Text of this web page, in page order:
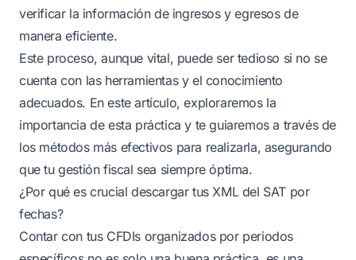
verificar la información de ingresos y egresos de
manera eficiente.
Este proceso, aunque vital, puede ser tedioso si no se
cuenta con las herramientas y el conocimiento
adecuados. En este artículo, exploraremos la
importancia de esta práctica y te guiaremos a través de
los métodos más efectivos para realizarla, asegurando
que tu gestión fiscal sea siempre óptima.
¿Por qué es crucial descargar tus XML del SAT por
fechas?
Contar con tus CFDIs organizados por periodos